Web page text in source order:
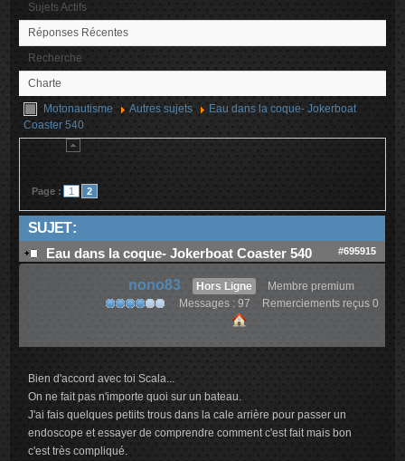
Sujets Actifs
Réponses Récentes
Recherche
Charte
Motonautisme
Autres sujets
Eau dans la coque- Jokerboat
Coaster 540
Page : 1 2
SUJET :
Eau dans la coque- Jokerboat Coaster 540 #695915
nono83 Hors Ligne
Membre premium
Messages : 97
Remerciements reçus 0
Bien d'accord avec toi Scala...
On ne fait pas n'importe quoi sur un bateau.
J'ai fais quelques petiits trous dans la cale arrière pour passer un
endoscope et essayer de comprendre comment c'est fait mais bon
c'est très compliqué.